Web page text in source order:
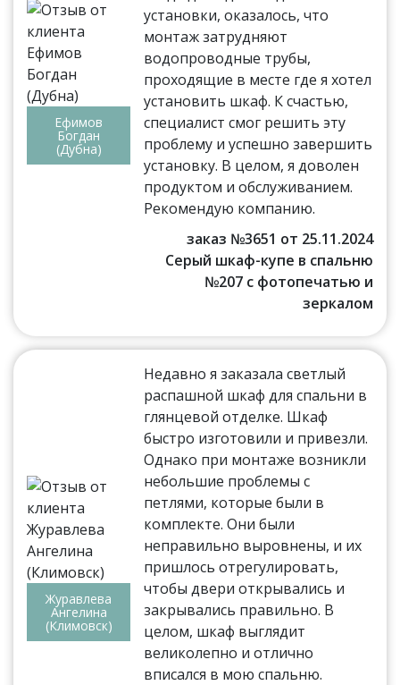
Ефимов
Богдан
(Дубна)
установки, оказалось, что
монтаж затрудняют
водопроводные трубы,
проходящие в месте где я хотел
установить шкаф. К счастью,
специалист смог решить эту
проблему и успешно завершить
установку. В целом, я доволен
продуктом и обслуживанием.
Рекомендую компанию.
заказ №3651 от 25.11.2024
Серый шкаф-купе в спальню
№207 с фотопечатью и
зеркалом
Журавлева
Ангелина
(Климовск)
Недавно я заказала светлый
распашной шкаф для спальни в
глянцевой отделке. Шкаф
быстро изготовили и привезли.
Однако при монтаже возникли
небольшие проблемы с
петлями, которые были в
комплекте. Они были
неправильно выровнены, и их
пришлось отрегулировать,
чтобы двери открывались и
закрывались правильно. В
целом, шкаф выглядит
великолепно и отлично
вписался в мою спальню.